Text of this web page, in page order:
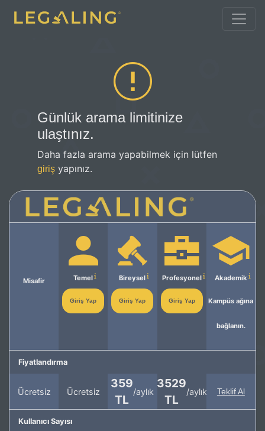
Günlük arama limitinize
ulaştınız.
Daha fazla arama yapabilmek için lütfen
giriş yapınız.
Misafir Temel
Giriş Yap
Bireysel
Giriş Yap
Profesyonel
Giriş Yap
Akademik
Kampüs ağına
bağlanın.
Fiyatlandırma
Ücretsiz Ücretsiz
359
TL
/aylık
3529
TL
/aylık Teklif Al
Kullanıcı Sayısı